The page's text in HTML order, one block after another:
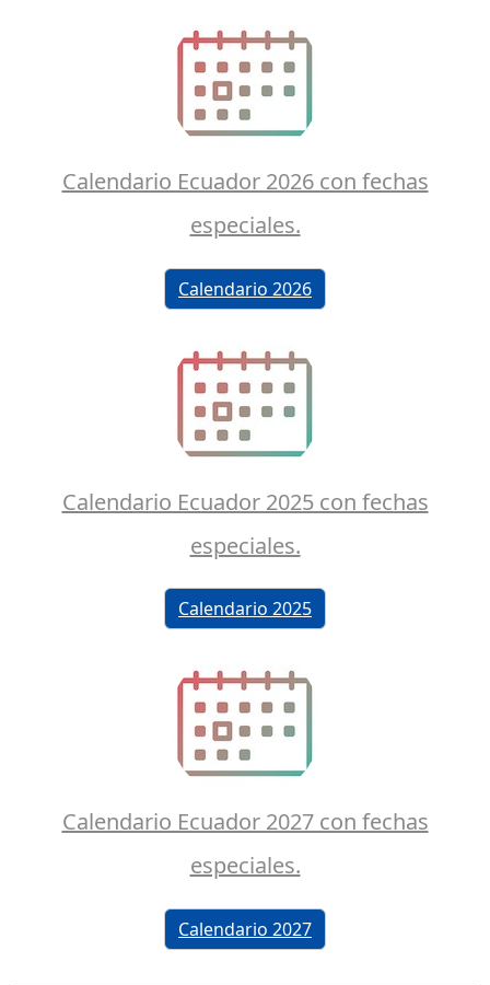
Calendario Ecuador 2026 con fechas
especiales.
Calendario 2026
Calendario Ecuador 2025 con fechas
especiales.
Calendario 2025
Calendario Ecuador 2027 con fechas
especiales.
Calendario 2027